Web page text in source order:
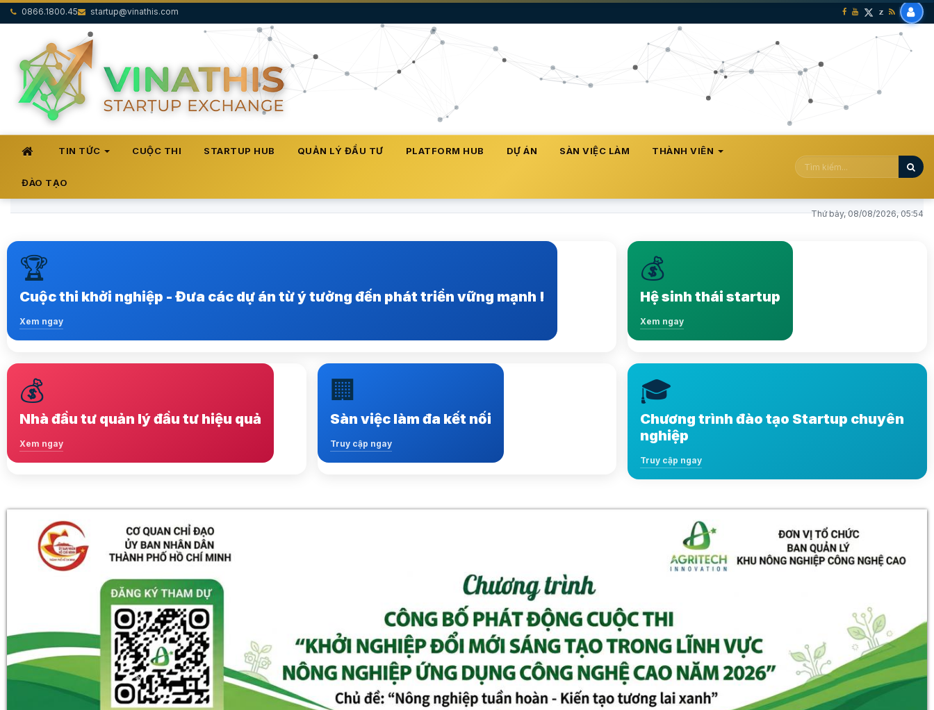
0866.1800.45 startup@vinathis.com
TIN TỨC CUỘC THI STARTUP HUB QUẢN LÝ ĐẦU TƯ PLATFORM HUB DỰ ÁN SÀN VIỆC LÀM THÀNH VIÊN
ĐÀO TẠO
Thứ bảy, 08/08/2026, 05:54
🏆
Cuộc thi khởi nghiệp - Đưa các dự án từ ý tưởng đến phát triển vững mạnh !
Xem ngay
Trong hệ sinh thái khởi nghiệp sáng tạo tại Việt Nam 💰
Hệ sinh thái startup
Xem ngay
Nâng tầm hệ sinh thái Startup lên vị thế mới, phát
💰
Nhà đầu tư quản lý đầu tư hiệu quả
Xem ngay
Lựa chọ nhiều startup chất lượng
Xem ngay
🏢
Sàn việc làm đa kết nối
Truy cập ngay
Kết nối hàng ngàn việc làm, nhà tuyển dụng và
🎓
Chương trình đào tạo Startup chuyên
nghiệp
Truy cập ngay
Nội dung đa dạng, kiến thức chuẩn xác và phong
Truy cập ngay